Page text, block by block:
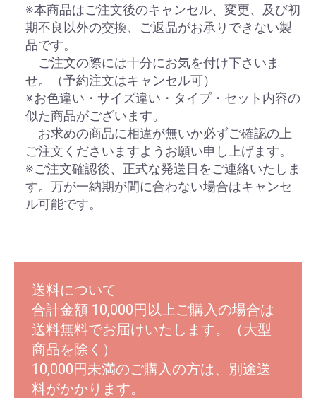
※本商品はご注文後のキャンセル、変更、及び初
期不良以外の交換、ご返品がお承りできない製
品です。
ご注文の際には十分にお気を付け下さいま
せ。（予約注文はキャンセル可）
※お色違い・サイズ違い・タイプ・セット内容の
似た商品がございます。
お求めの商品に相違が無いか必ずご確認の上
ご注文くださいますようお願い申し上げます。
※ご注文確認後、正式な発送日をご連絡いたしま
す。万が一納期が間に合わない場合はキャンセ
ル可能です。
送料について
合計金額 10,000円以上ご購入の場合は
送料無料でお届けいたします。（大型
商品を除く）
10,000円未満のご購入の方は、別途送
料がかかります。